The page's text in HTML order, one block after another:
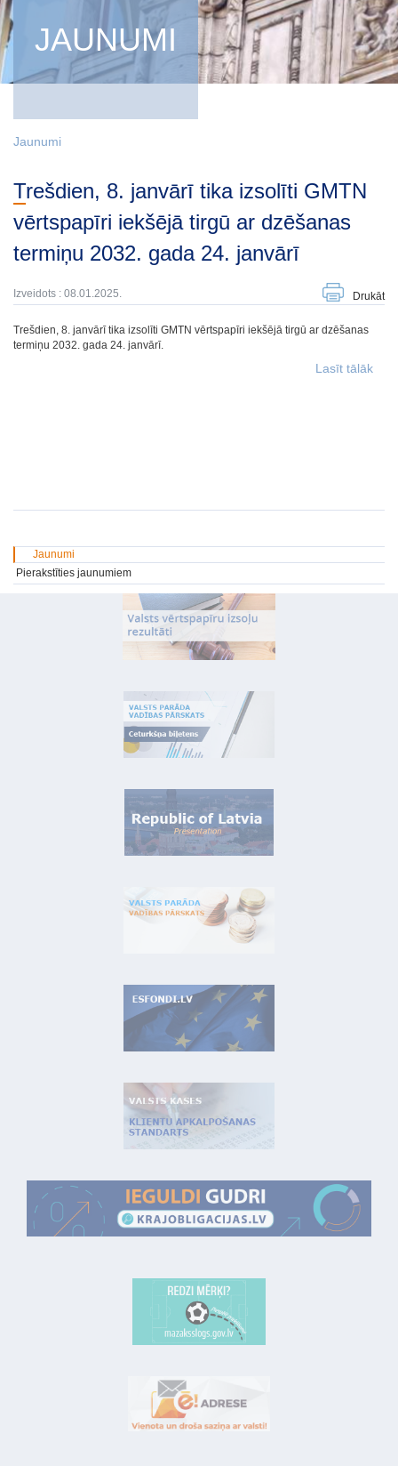
JAUNUMI
Jaunumi
Trešdien, 8. janvārī tika izsolīti GMTN
vērtspapīri iekšējā tirgū ar dzēšanas
termiņu 2032. gada 24. janvārī
Izveidots : 08.01.2025. Drukāt
Trešdien, 8. janvārī tika izsolīti GMTN vērtspapīri iekšējā tirgū ar dzēšanas
termiņu 2032. gada 24. janvārī.
Lasīt tālāk
Jaunumi
Pierakstīties jaunumiem